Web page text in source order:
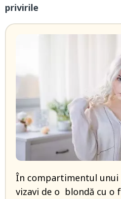
privirile
În compartimentul
vizavi de o blondă cu o